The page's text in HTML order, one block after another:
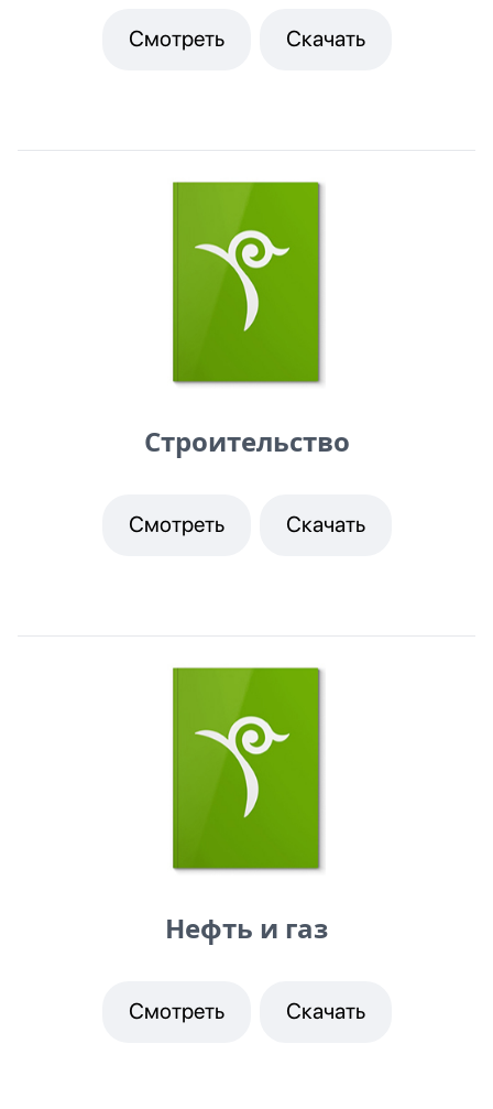
Смотреть Скачать
Строительство
Смотреть Скачать
Нефть и газ
Смотреть Скачать